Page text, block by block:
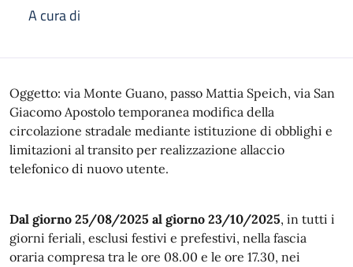
A cura di
Descrizione
Oggetto: via Monte Guano, passo Mattia Speich, via San
Giacomo Apostolo temporanea modifica della
circolazione stradale mediante istituzione di obblighi e
limitazioni al transito per realizzazione allaccio
telefonico di nuovo utente.
Dal giorno 25/08/2025 al giorno 23/10/2025, in tutti i
giorni feriali, esclusi festivi e prefestivi, nella fascia
oraria compresa tra le ore 08.00 e le ore 17.30, nei